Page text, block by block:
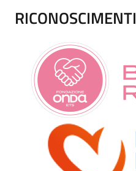
RICONOSCIMENTI